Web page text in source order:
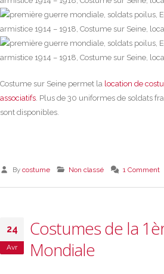
Costume sur Seine permet la location de
associatifs . Plus de 30 uniformes de soldats
sont disponibles.
By costume Non classé 1 Comment
24
Avr
Costumes de la
Mondiale